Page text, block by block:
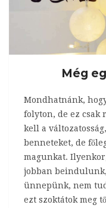
Még
Mondhatnánk,
folyton, de ez csak
kell a
benneteket, de
magunkat.
jobban
ünnepünk, nem
ezt szoktátok meg